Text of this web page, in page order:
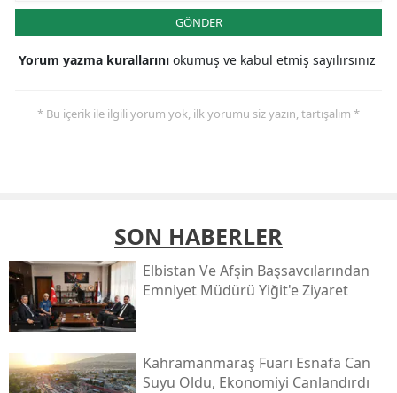
GÖNDER
Yorum yazma kurallarını okumuş ve kabul etmiş sayılırsınız
* Bu içerik ile ilgili yorum yok, ilk yorumu siz yazın, tartışalım *
SON HABERLER
Elbistan Ve Afşin Başsavcılarından
Emniyet Müdürü Yiğit'e Ziyaret
Kahramanmaraş Fuarı Esnafa Can
Suyu Oldu, Ekonomiyi Canlandırdı